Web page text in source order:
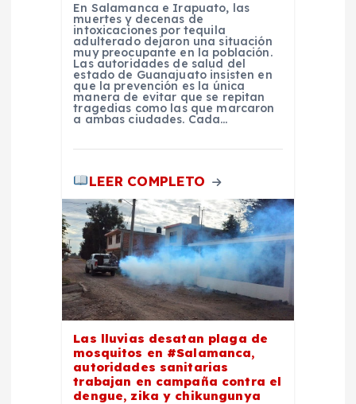
En Salamanca e Irapuato, las
muertes y decenas de
intoxicaciones por tequila
adulterado dejaron una situación
muy preocupante en la población.
Las autoridades de salud del
estado de Guanajuato insisten en
que la prevención es la única
manera de evitar que se repitan
tragedias como las que marcaron
a ambas ciudades. Cada…
LEER COMPLETO
Las lluvias desatan plaga de
mosquitos en #Salamanca,
autoridades sanitarias
trabajan en campaña contra el
dengue, zika y chikungunya